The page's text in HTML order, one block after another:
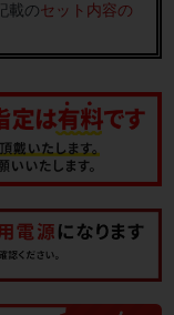
載のセット内容の